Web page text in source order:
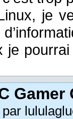
je
je
Gamer